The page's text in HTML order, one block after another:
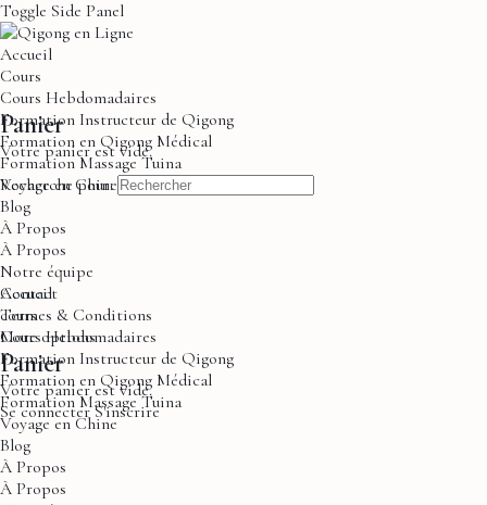
Toggle Side Panel
Accueil
Cours
Cours Hebdomadaires
Formation Instructeur de Qigong
Formation en Qigong Médical
Formation Massage Tuina
Voyage en Chine
Blog
À Propos
À Propos
Notre équipe
Contact
Termes & Conditions
More options
Panier
Votre panier est vide.
Se connecter S'inscrire
Panier
Votre panier est vide.
Recherche pour:
Accueil
cours
Cours Hebdomadaires
Formation Instructeur de Qigong
Formation en Qigong Médical
Formation Massage Tuina
Voyage en Chine
Blog
À Propos
À Propos